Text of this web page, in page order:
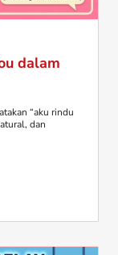
dalam
“aku rindu
dan